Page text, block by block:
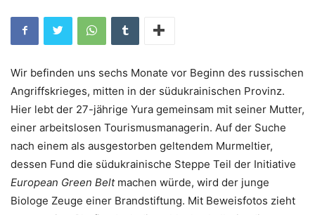
Wir befinden uns sechs Monate vor Beginn des russischen
Angriffskrieges, mitten in der südukrainischen Provinz.
Hier lebt der 27-jährige Yura gemeinsam mit seiner Mutter,
einer arbeitslosen Tourismusmanagerin. Auf der Suche
nach einem als ausgestorben geltendem Murmeltier,
dessen Fund die südukrainische Steppe Teil der Initiative
European Green Belt machen würde, wird der junge
Biologe Zeuge einer Brandstiftung. Mit Beweisfotos zieht